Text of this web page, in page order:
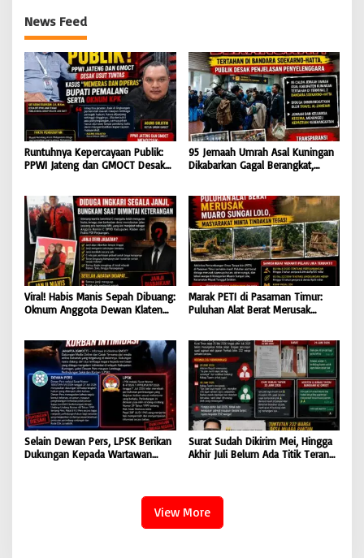
News Feed
Runtuhnya Kepercayaan Publik:
PPWI Jateng dan GMOCT Desak
Oknum KPK
95 Jemaah Umrah Asal Kuningan
Dikabarkan Gagal Berangkat,
Viral! Habis Manis Sepah Dibuang:
Oknum Anggota Dewan Klaten
keterangan
Marak PETI di Pasaman Timur:
Puluhan Alat Berat Merusak
Selain Dewan Pers, LPSK Berikan
Dukungan Kepada Wartawan
Surat Sudah Dikirim Mei, Hingga
Akhir Juli Belum Ada Titik Terang:
View More